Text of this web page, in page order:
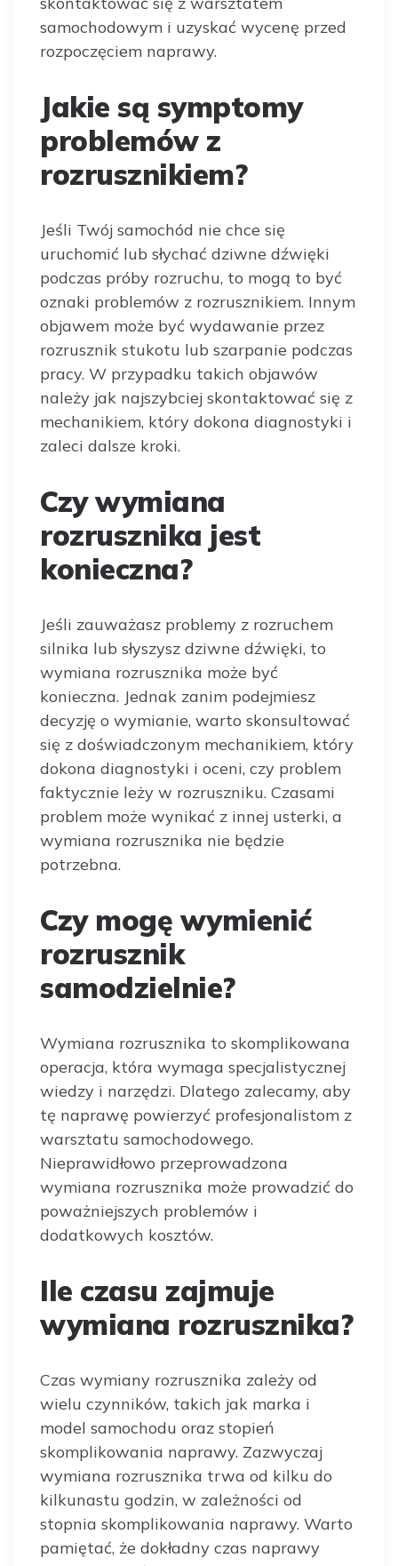
samochodowym i uzyskać wycenę przed
rozpoczęciem naprawy.
Jakie są symptomy
problemów z
rozrusznikiem?
Jeśli Twój samochód nie chce się
uruchomić lub słychać dziwne dźwięki
podczas próby rozruchu, to mogą to być
oznaki problemów z rozrusznikiem. Innym
objawem może być wydawanie przez
rozrusznik stukotu lub szarpanie podczas
pracy. W przypadku takich objawów
należy jak najszybciej skontaktować się z
mechanikiem, który dokona diagnostyki i
zaleci dalsze kroki.
Czy wymiana
rozrusznika jest
konieczna?
Jeśli zauważasz problemy z rozruchem
silnika lub słyszysz dziwne dźwięki, to
wymiana rozrusznika może być
konieczna. Jednak zanim podejmiesz
decyzję o wymianie, warto skonsultować
się z doświadczonym mechanikiem, który
dokona diagnostyki i oceni, czy problem
faktycznie leży w rozruszniku. Czasami
problem może wynikać z innej usterki, a
wymiana rozrusznika nie będzie
potrzebna.
Czy mogę wymienić
rozrusznik
samodzielnie?
Wymiana rozrusznika to skomplikowana
operacja, która wymaga specjalistycznej
wiedzy i narzędzi. Dlatego zalecamy, aby
tę naprawę powierzyć profesjonalistom z
warsztatu samochodowego.
Nieprawidłowo przeprowadzona
wymiana rozrusznika może prowadzić do
poważniejszych problemów i
dodatkowych kosztów.
Ile czasu zajmuje
wymiana rozrusznika?
Czas wymiany rozrusznika zależy od
wielu czynników, takich jak marka i
model samochodu oraz stopień
skomplikowania naprawy. Zazwyczaj
wymiana rozrusznika trwa od kilku do
kilkunastu godzin, w zależności od
stopnia skomplikowania naprawy. Warto
pamiętać, że dokładny czas naprawy